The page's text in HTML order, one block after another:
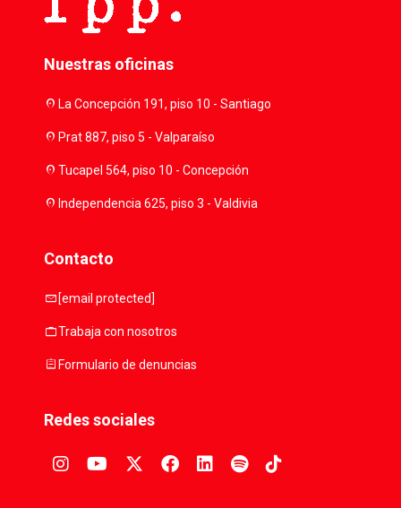
Nuestras oficinas
location_onLa Concepción 191, piso 10 - Santiago
location_onPrat 887, piso 5 - Valparaíso
location_onTucapel 564, piso 10 - Concepción
location_onIndependencia 625, piso 3 - Valdivia
Contacto
mail [email protected]
workTrabaja con nosotros
assignmentFormulario de denuncias
Redes sociales